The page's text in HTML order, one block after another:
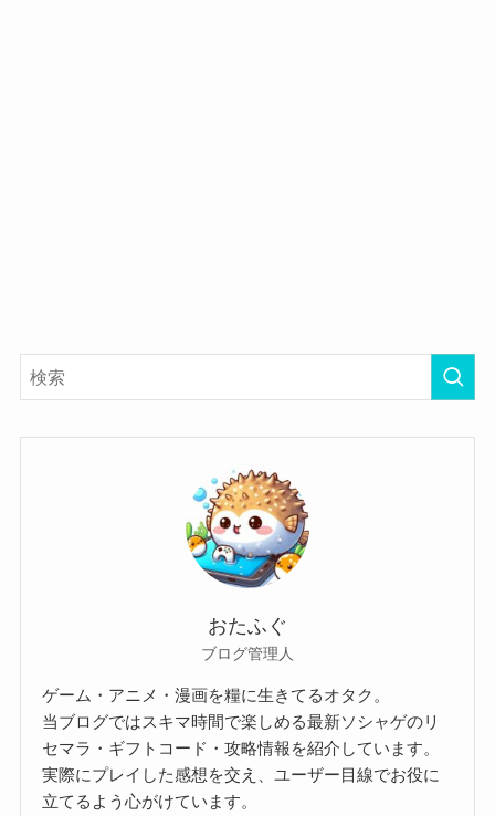
おたふぐ
ブログ管理人
ゲーム・アニメ・漫画を糧に生きてるオタク。
当ブログではスキマ時間で楽しめる最新ソシャゲのリ
セマラ・ギフトコード・攻略情報を紹介しています。
実際にプレイした感想を交え、ユーザー目線でお役に
立てるよう心がけています。